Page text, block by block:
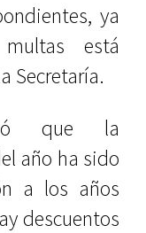
ya
está
Secretaría.
que la
año ha sido
a los años
descuentos